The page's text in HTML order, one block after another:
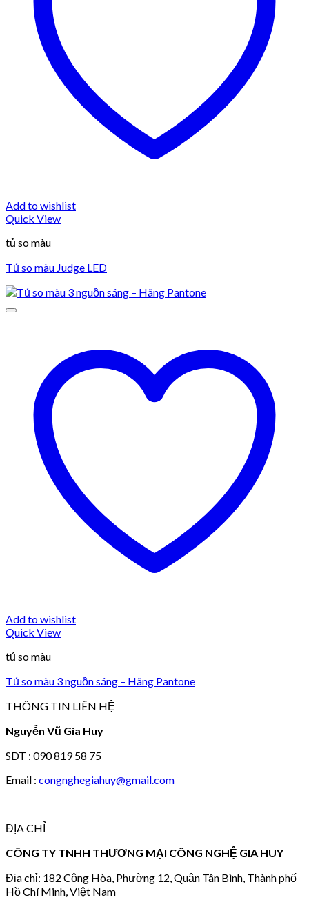
Add to wishlist
Quick View
tủ so màu
Tủ so màu Judge LED
Add to wishlist
Quick View
tủ so màu
Tủ so màu 3 nguồn sáng – Hãng Pantone
THÔNG TIN LIÊN HỆ
Nguyễn Vũ Gia Huy
SDT : 090 819 58 75
Email : congnghegiahuy@gmail.com
ĐỊA CHỈ
CÔNG TY TNHH THƯƠNG MẠI CÔNG NGHỆ GIA HUY
Địa chỉ: 182 Cộng Hòa, Phường 12, Quận Tân Bình, Thành phố
Hồ Chí Minh, Việt Nam